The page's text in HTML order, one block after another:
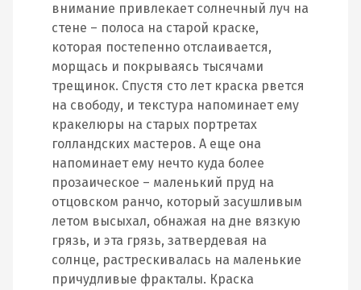
внимание привлекает солнечный луч на
стене – полоса на старой краске,
которая постепенно отслаивается,
морщась и покрываясь тысячами
трещинок. Спустя сто лет краска рвется
на свободу, и текстура напоминает ему
кракелюры на старых портретах
голландских мастеров. А еще она
напоминает ему нечто куда более
прозаическое – маленький пруд на
отцовском ранчо, который засушливым
летом высыхал, обнажая на дне вязкую
грязь, и эта грязь, затвердевая на
солнце, растрескивалась на маленькие
причудливые фракталы. Краска